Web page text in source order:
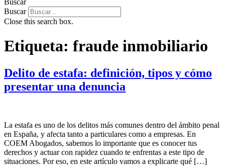
Buscar
Buscar
Close this search box.
Etiqueta: fraude inmobiliario
Delito de estafa: definición, tipos y cómo
presentar una denuncia
La estafa es uno de los delitos más comunes dentro del ámbito penal
en España, y afecta tanto a particulares como a empresas. En
COEM Abogados, sabemos lo importante que es conocer tus
derechos y actuar con rapidez cuando te enfrentas a este tipo de
situaciones. Por eso, en este artículo vamos a explicarte qué […]